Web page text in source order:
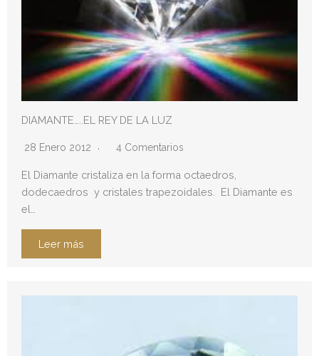
DIAMANTE…..EL REY DE LA LUZ
28 Enero 2012 4 Comentarios
El Diamante cristaliza en la forma octaedros,
dodecaedros y cristales trapezoidales. El Diamante es
el…
Leer más